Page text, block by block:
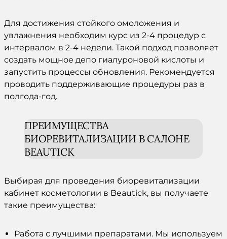
Для достижения стойкого омоложения и
увлажнения необходим курс из 2-4 процедур с
интервалом в 2-4 недели. Такой подход позволяет
создать мощное депо гиалуроновой кислоты и
запустить процессы обновления. Рекомендуется
проводить поддерживающие процедуры раз в
полгода-год.
ПРЕИМУЩЕСТВА
БИОРЕВИТАЛИЗАЦИИ В САЛОНЕ
BEAUTICK
Выбирая для проведения биоревитализации
кабинет косметологии в Beautick, вы получаете
такие преимущества:
Работа с лучшими препаратами. Мы используем